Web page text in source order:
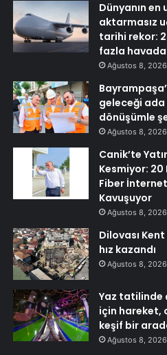
Dünyanın en
aktarmasız
tarihi rekor:
fazla
Ağustos 8, 2026
geleceği ada
dönüşümle
Ağustos 8, 2026
Canik’te
Kesmiyor: 20
Fiber
Kavuşuyor
Ağustos 8, 2026
Dilovası
hız kazandı
Ağustos 8, 2026
Yaz tatilinde
için hareket,
keşif bir
Ağustos 8, 2026